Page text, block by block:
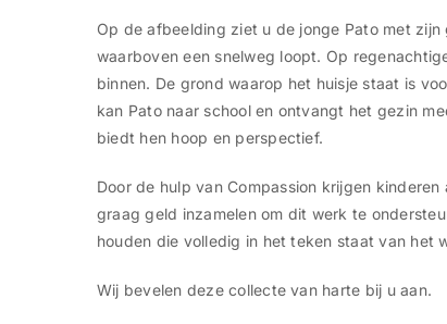
Op de afbeelding ziet u de jonge Pato met
waarboven een snelweg loopt. Op
binnen. De grond waarop het huisje staat is
kan Pato naar school en ontvangt het gezin
biedt hen hoop en perspectief.
Door de hulp van Compassion krijgen
graag geld inzamelen om dit werk te
houden die volledig in het teken staat van het
Wij bevelen deze collecte van harte bij u aan.